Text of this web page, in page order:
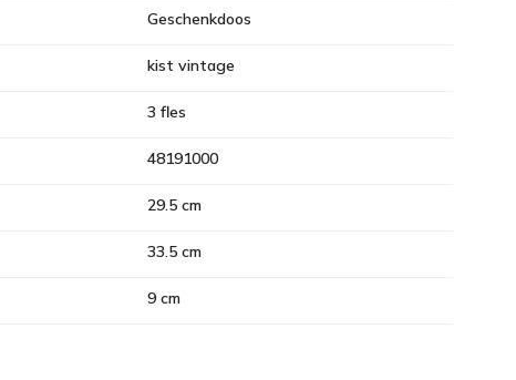
Geschenkdoos
kist vintage
3 fles
48191000
29.5 cm
33.5 cm
9 cm